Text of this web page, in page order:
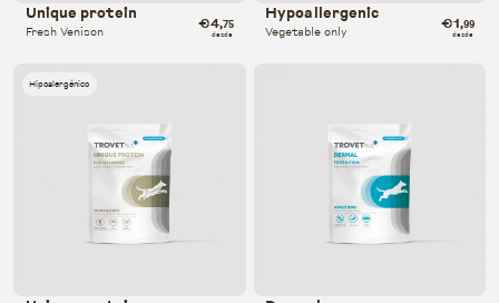
Unique protein
Fresh Venison desde
€4,75
Hypoallergenic
Vegetable only desde
€1,99
Hipoalergénico